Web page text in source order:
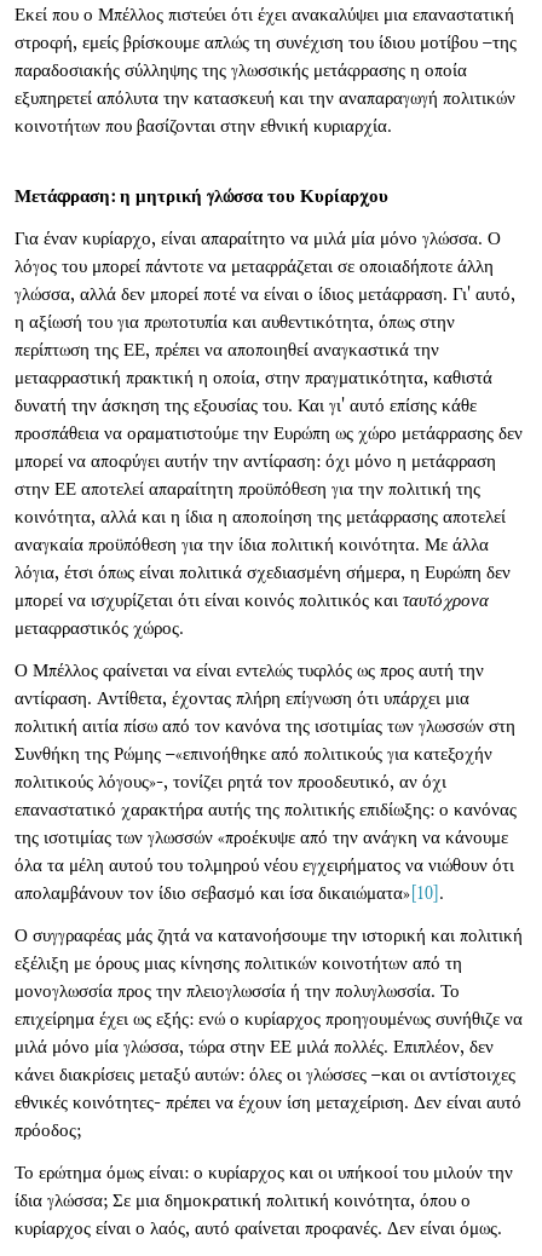
Εκεί που ο Μπέλλος πιστεύει ότι έχει ανακαλύψει μια επαναστατική
στροφή, εμείς βρίσκουμε απλώς τη συνέχιση του ίδιου μοτίβου –της
παραδοσιακής σύλληψης της γλωσσικής μετάφρασης η οποία
εξυπηρετεί απόλυτα την κατασκευή και την αναπαραγωγή πολιτικών
κοινοτήτων που βασίζονται στην εθνική κυριαρχία.
Μετάφραση:η μητρική γλώσσα τουΚυρίαρχου
Για έναν κυρίαρχο, είναι απαραίτητο να μιλά μία μόνο γλώσσα. Ο
λόγος του μπορεί πάντοτε να μεταφράζεται σε οποιαδήποτε άλλη
γλώσσα, αλλά δεν μπορεί ποτέ να είναι ο ίδιος μετάφραση. Γι' αυτό,
η αξίωσή του για πρωτοτυπία και αυθεντικότητα, όπως στην
περίπτωση της ΕΕ, πρέπει να αποποιηθεί αναγκαστικά την
μεταφραστική πρακτική η οποία, στην πραγματικότητα, καθιστά
δυνατή την άσκηση της εξουσίας του. Και γι' αυτό επίσης κάθε
προσπάθεια να οραματιστούμε την Ευρώπη ως χώρο μετάφρασης δεν
μπορεί να αποφύγει αυτήν την αντίφαση: όχι μόνο η μετάφραση
στην ΕΕ αποτελεί απαραίτητη προϋπόθεση για την πολιτική της
κοινότητα, αλλά και η ίδια η αποποίηση της μετάφρασης αποτελεί
αναγκαία προϋπόθεση για την ίδια πολιτική κοινότητα. Με άλλα
λόγια, έτσι όπως είναι πολιτικά σχεδιασμένη σήμερα, η Ευρώπη δεν
μπορεί να ισχυρίζεται ότι είναι κοινός πολιτικός καιταυτόχρονα
μεταφραστικός χώρος.
Ο Μπέλλος φαίνεται να είναι εντελώς τυφλός ως προς αυτή την
αντίφαση. Αντίθετα, έχοντας πλήρη επίγνωση ότι υπάρχει μια
πολιτική αιτία πίσω από τον κανόνα της ισοτιμίας των γλωσσών στη
Συνθήκη της Ρώμης –«επινοήθηκε από πολιτικούς για κατεξοχήν
πολιτικούς λόγους»-, τονίζει ρητά τον προοδευτικό, αν όχι
επαναστατικό χαρακτήρα αυτής της πολιτικής επιδίωξης: ο κανόνας
της ισοτιμίας των γλωσσών «προέκυψε από την ανάγκη να κάνουμε
όλα τα μέλη αυτού του τολμηρού νέου εγχειρήματος να νιώθουν ότι
απολαμβάνουν τον ίδιο σεβασμό και ίσα δικαιώματα»[10].
Ο συγγραφέας μάς ζητά να κατανοήσουμε την ιστορική και πολιτική
εξέλιξη με όρους μιας κίνησης πολιτικών κοινοτήτων από τη
μονογλωσσία προς την πλειογλωσσία ή την πολυγλωσσία. Το
επιχείρημα έχει ως εξής: ενώ ο κυρίαρχος προηγουμένως συνήθιζε να
μιλά μόνο μία γλώσσα, τώρα στην ΕΕ μιλά πολλές. Επιπλέον, δεν
κάνει διακρίσεις μεταξύ αυτών: όλες οι γλώσσες –και οι αντίστοιχες
εθνικές κοινότητες- πρέπει να έχουν ίση μεταχείριση. Δεν είναι αυτό
πρόοδος;
Το ερώτημα όμως είναι: ο κυρίαρχος και οι υπήκοοί του μιλούν την
ίδια γλώσσα; Σε μια δημοκρατική πολιτική κοινότητα, όπου ο
κυρίαρχος είναι ο λαός, αυτό φαίνεται προφανές. Δεν είναι όμως.